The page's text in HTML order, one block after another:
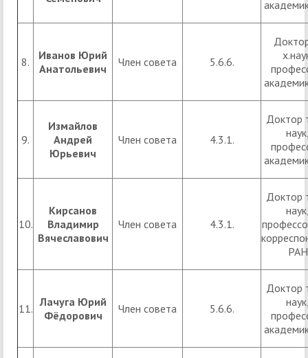
8.
Иванов Юрий
Анатольевич
Член совета 5.6.6.
9.
Измайлов
Андрей
Юрьевич
Член совета 4.3.1.
Доктор
10.
Кирсанов
Владимир
Вячеславович
Член совета 4.3.1.
Доктор
РАН
11. Лачуга Юрий
Фёдорович
Член совета 5.6.6.
Доктор